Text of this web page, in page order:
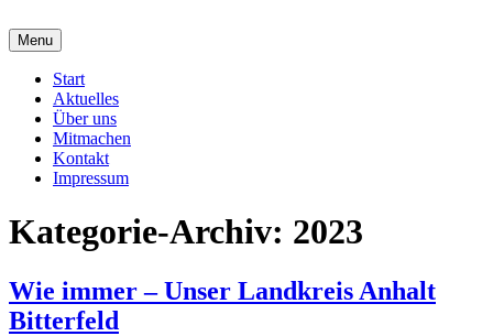
malzirkel-koethen.de
Verein für Freunde der Malerei und Grafik
Menu
Hauptmenü
Start
Aktuelles
Über uns
Mitmachen
Kontakt
Impressum
Kategorie-Archiv: 2023
Wie immer – Unser Landkreis Anhalt
Bitterfeld